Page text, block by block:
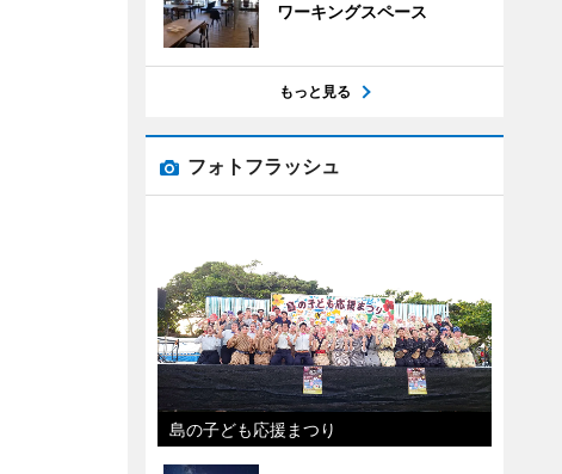
ワーキングスペース
もっと見る
フォトフラッシュ
島の子ども応援まつり